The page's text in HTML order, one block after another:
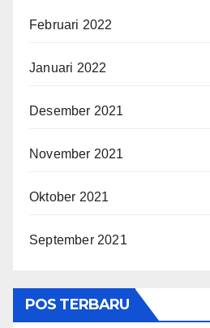
Februari 2022
Januari 2022
Desember 2021
November 2021
Oktober 2021
September 2021
POS TERBARU